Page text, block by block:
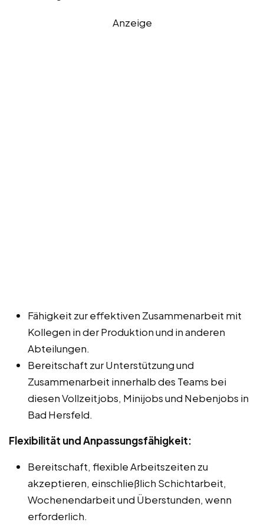
Anzeige
Fähigkeit zur effektiven Zusammenarbeit mit
Kollegen in der Produktion und in anderen
Abteilungen.
Bereitschaft zur Unterstützung und
Zusammenarbeit innerhalb des Teams bei
diesen Vollzeitjobs, Minijobs und Nebenjobs in
Bad Hersfeld.
Flexibilität und Anpassungsfähigkeit:
Bereitschaft, flexible Arbeitszeiten zu
akzeptieren, einschließlich Schichtarbeit,
Wochenendarbeit und Überstunden, wenn
erforderlich.